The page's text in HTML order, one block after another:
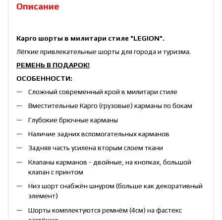
Описание
Карго шорты в милитари стиле "LEGION".
Лёгкие привлекательные шорты для города и туризма.
РЕМЕНЬ В ПОДАРОК!
ОСОБЕННОСТИ:
Сложный современный крой в милитари стиле
Вместительные Карго (грузовые) карманы по бокам
Глубокие брючные карманы
Наличие задних вспомогательных карманов
Задняя часть усилена вторым слоем ткани
Клапаны карманов - двойные, на кнопках, большой
клапан с принтом
Низ шорт снабжён шнуром (больше как декоративный
элемент)
Шорты комплектуются ремнём (4см) на фастекс